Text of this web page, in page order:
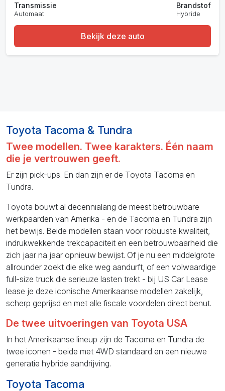
Transmissie
Automaat
Brandstof
Hybride
Bekijk deze auto
Toyota Tacoma & Tundra
Twee modellen. Twee karakters. Één naam
die je vertrouwen geeft.
Er zijn pick-ups. En dan zijn er de Toyota Tacoma en
Tundra.
Toyota bouwt al decennialang de meest betrouwbare
werkpaarden van Amerika - en de Tacoma en Tundra zijn
het bewijs. Beide modellen staan voor robuuste kwaliteit,
indrukwekkende trekcapaciteit en een betrouwbaarheid die
zich jaar na jaar opnieuw bewijst. Of je nu een middelgrote
allrounder zoekt die elke weg aandurft, of een volwaardige
full-size truck die serieuze lasten trekt - bij US Car Lease
lease je deze iconische Amerikaanse modellen zakelijk,
scherp geprijsd en met alle fiscale voordelen direct benut.
De twee uitvoeringen van Toyota USA
In het Amerikaanse lineup zijn de Tacoma en Tundra de
twee iconen - beide met 4WD standaard en een nieuwe
generatie hybride aandrijving.
Toyota Tacoma